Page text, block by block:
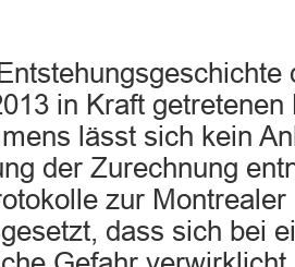
in Kraft getretenen
lässt sich kein
der Zurechnung
zur
dass sich bei